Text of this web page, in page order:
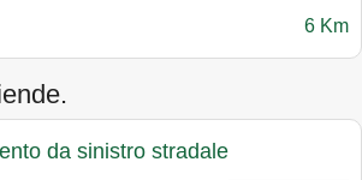
6 Km
da sinistro stradale